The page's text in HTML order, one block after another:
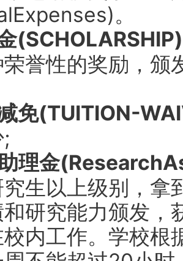
。
(SCHOLARSHIP)
誉性的奖励，颁
免(TUITION-
理金
生以上级别，拿
研究能力颁发，
内工作。学校根